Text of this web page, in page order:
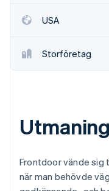
USA
Storföretag
Utmaning
Frontdoor vände
när man behövde